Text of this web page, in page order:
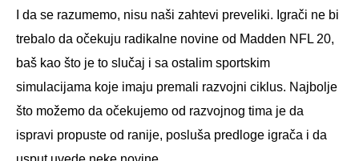
I da se razumemo, nisu naši zahtevi preveliki. Igrači ne bi
trebalo da očekuju radikalne novine od Madden NFL 20,
baš kao što je to slučaj i sa ostalim sportskim
simulacijama koje imaju premali razvojni ciklus. Najbolje
što možemo da očekujemo od razvojnog tima je da
ispravi propuste od ranije, posluša predloge igrača i da